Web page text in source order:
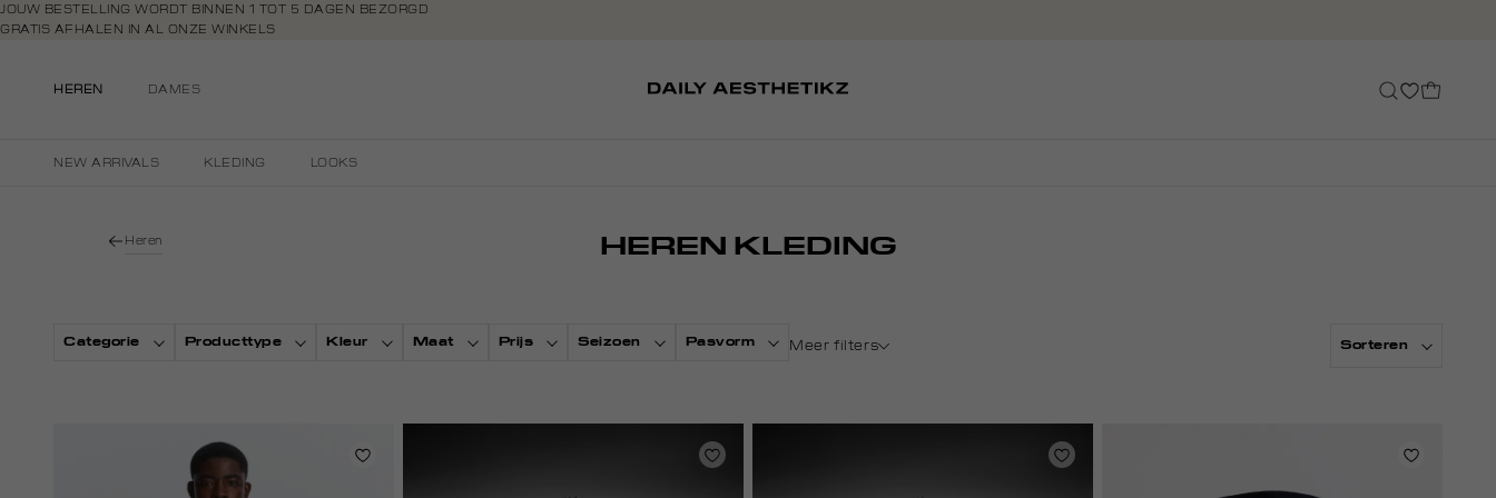
Navigeer
direct naar
Open de
JOUW BESTELLING WORDT BINNEN 1 TOT 5 DAGEN BEZORGD
GRATIS AFHALEN IN AL ONZE WINKELS
HEREN
DAMES
NEW ARRIVALS KLEDING LOOKS
Heren HEREN KLEDING
Categorie Producttype Kleur Maat Prijs Seizoen Pasvorm Sorteren
Meer filters